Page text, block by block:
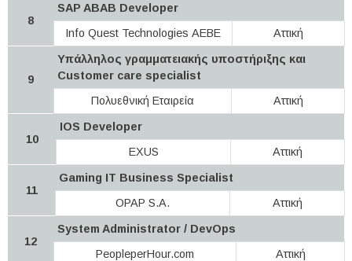
8
SAP ABAB Developer
Info Quest Technologies ΑΕΒΕ
Αττική
9
Υπάλληλος γραμματειακής υποστήριξης και
Customer care specialist
Πολυεθνική Εταιρεία
Αττική
10
IOS Developer
EXUS
Αττική
11
Gaming IT Business Specialist
OPAP S.A.
Αττική
12
System Administrator / DevOps
PeopleperHour.com
Αττική